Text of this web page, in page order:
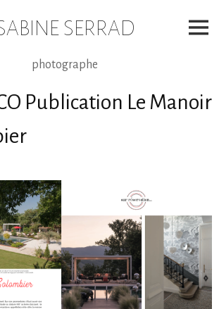
SERRAD
photographe
Publication Le Manoir